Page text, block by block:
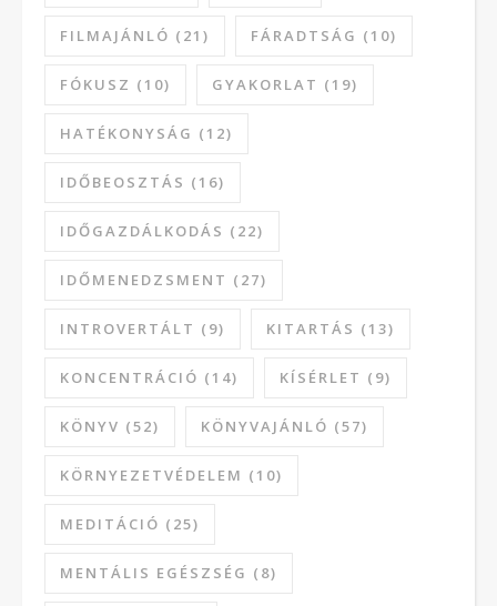
FILMAJÁNLÓ (21) FÁRADTSÁG (10)
FÓKUSZ (10) GYAKORLAT (19)
HATÉKONYSÁG (12)
IDŐBEOSZTÁS (16)
IDŐGAZDÁLKODÁS (22)
IDŐMENEDZSMENT (27)
INTROVERTÁLT (9) KITARTÁS (13)
KONCENTRÁCIÓ (14) KÍSÉRLET (9)
KÖNYV (52) KÖNYVAJÁNLÓ (57)
KÖRNYEZETVÉDELEM (10)
MEDITÁCIÓ (25)
MENTÁLIS EGÉSZSÉG (8)